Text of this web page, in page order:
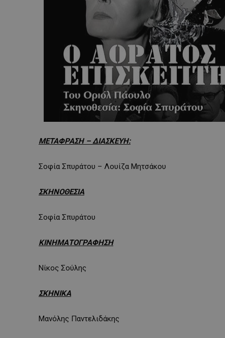
ΜΕΤΑΦΡΑΣΗ – ΔΙΑΣΚΕΥΗ:
Σοφία Σπυράτου – Λουίζα Μητσάκου
ΣΚΗΝΟΘΕΣΙΑ
Σοφία Σπυράτου
ΚΙΝΗΜΑΤΟΓΡΑΦΗΣΗ
Νίκος Σούλης
ΣΚΗΝΙΚΑ
Μανόλης Παντελιδάκης